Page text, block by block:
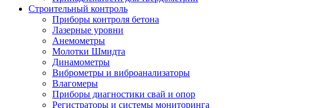
Строительный контроль
Приборы контроля бетона
Лазерные уровни
Анемометры
Молотки Шмидта
Динамометры
Виброметры и виброанализаторы
Влагомеры
Приборы диагностики свай и опор
Регистраторы и системы мониторинга